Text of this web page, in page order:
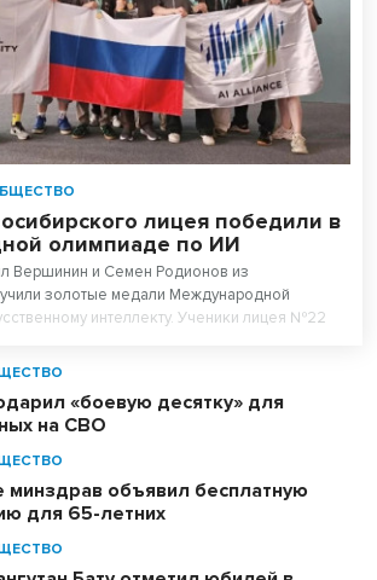
лицея победили в
олимпиаде по ИИ
Вершинин и Семен Родионов из
золотые медали Международной
интеллекту. Ученики лицея №22
соревнований.
«боевую десятку» для
на СВО
минздрав объявил бесплатную
для 65-летних